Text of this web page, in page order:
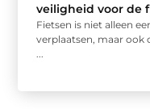
veiligheid voor de
Fietsen is niet alleen
verplaatsen, maar ook